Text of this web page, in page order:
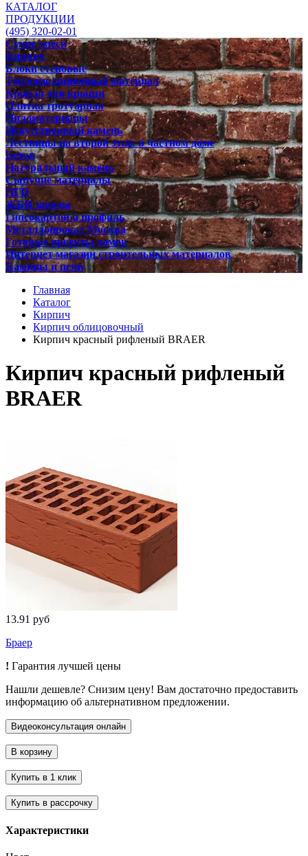
КАТАЛОГ
ПРОДУКЦИИ
(495) 320-02-01
Сухие смеси
Кирпич
Блоки стеновые
Теплоизоляционный материал
Кровля для крыши
Плитка тротуарная
Пиломатериалы
Искусственный камень
Лестницы на второй этаж в частном доме
Бетон
Натуральный камень
Сыпучие материалы
ПГП
ЖБИ заводы
Гипсокартон и профиль
Металлопрокат Москва
Готовые проекты домов
Интернет магазин строительных материалов
Камины и печи
Главная
Каталог
Кирпич
Кирпич облицовочный
Кирпич красный рифленый BRAER
Кирпич красный рифленый
BRAER
13.91 руб
Браер
! Гарантия лучшей цены
Нашли дешевле? Снизим цену! Вам достаточно предоставить
информацию об альтернативном предложении.
Характеристики